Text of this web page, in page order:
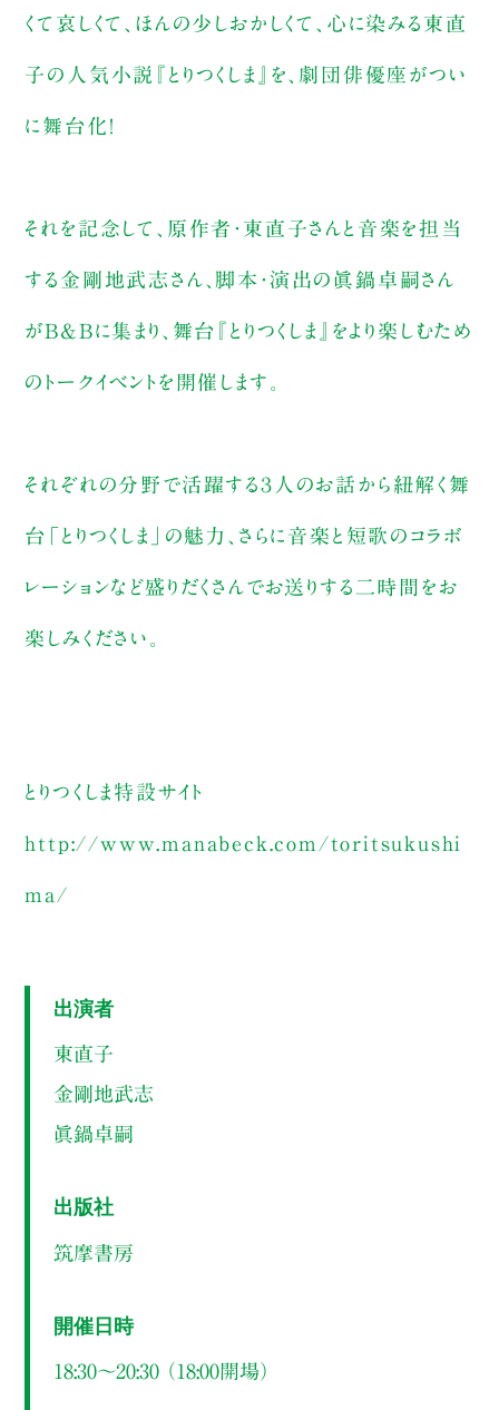
くて哀しくて、ほんの少しおかしくて、心に染みる東直
子の人気小説『とりつくしま』を、劇団俳優座がつい
に舞台化！
それを記念して、原作者・東直子さんと音楽を担当
する金剛地武志さん、脚本・演出の眞鍋卓嗣さん
がB&Bに集まり、舞台『とりつくしま』をより楽しむため
のトークイベントを開催します。
それぞれの分野で活躍する３人のお話から紐解く舞
台「とりつくしま」の魅力、さらに音楽と短歌のコラボ
レーションなど盛りだくさんでお送りする二時間をお
楽しみください。
とりつくしま特設サイト
http://www.manabeck.com/toritsukushi
ma/
出演者
東直子
金剛地武志
眞鍋卓嗣
出版社
筑摩書房
開催日時
18:30～20:30 （18:00開場）